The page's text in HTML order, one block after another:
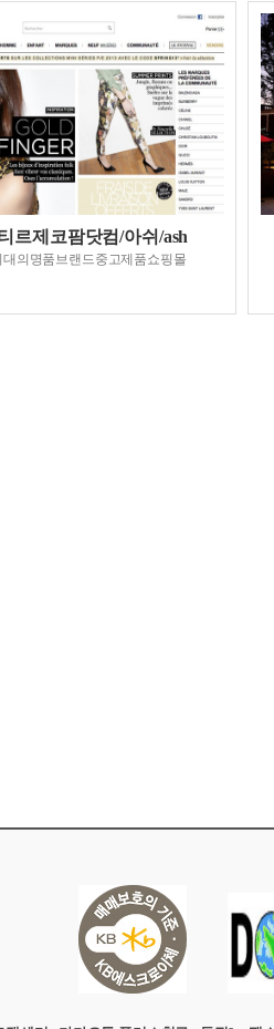
르제코팜닷컴/아쉬/ash
대의명품브랜드중고제품쇼핑몰